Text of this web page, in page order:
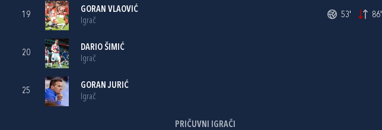
19
GORAN VLAOVIĆ
Igrač
53' 86'
20
DARIO ŠIMIĆ
Igrač
25
GORAN JURIĆ
Igrač
PRIČUVNI IGRAČI